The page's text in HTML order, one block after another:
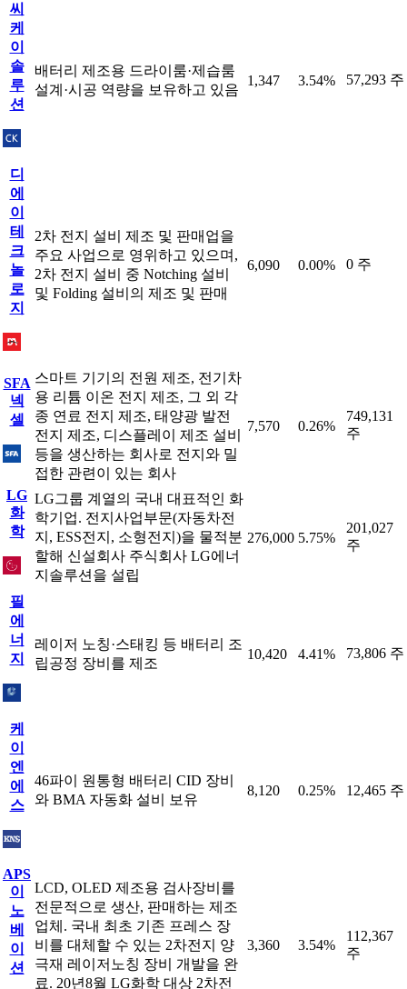
씨
케
이
솔
루
션
배터리 제조용 드라이룸·제습룸
설계·시공 역량을 보유하고 있음
1,347 3.54% 57,293 주
디
에
이
테
크
놀
로
지
2차 전지 설비 제조 및 판매업을
주요 사업으로 영위하고 있으며,
2차 전지 설비 중 Notching 설비
및 Folding 설비의 제조 및 판매
6,090 0.00% 0 주
SFA
넥
셀
스마트 기기의 전원 제조, 전기차
용 리튬 이온 전지 제조, 그 외 각
종 연료 전지 제조, 태양광 발전
전지 제조, 디스플레이 제조 설비
등을 생산하는 회사로 전지와 밀
접한 관련이 있는 회사
7,570 0.26%
749,131
주
LG
화
학
LG그룹 계열의 국내 대표적인 화
학기업. 전지사업부문(자동차전
지, ESS전지, 소형전지)을 물적분
할해 신설회사 주식회사 LG에너
지솔루션을 설립
276,000 5.75%
201,027
주
필
에
너
지
레이저 노칭·스태킹 등 배터리 조
립공정 장비를 제조
10,420 4.41% 73,806 주
케
이
엔
에
스
46파이 원통형 배터리 CID 장비
와 BMA 자동화 설비 보유
8,120 0.25% 12,465 주
APS
이
노
베
이
션
LCD, OLED 제조용 검사장비를
전문적으로 생산, 판매하는 제조
업체. 국내 최초 기존 프레스 장
비를 대체할 수 있는 2차전지 양
극재 레이저노칭 장비 개발을 완
료. 20년8월 LG화학 대상 2차전
3,360 3.54%
112,367
주